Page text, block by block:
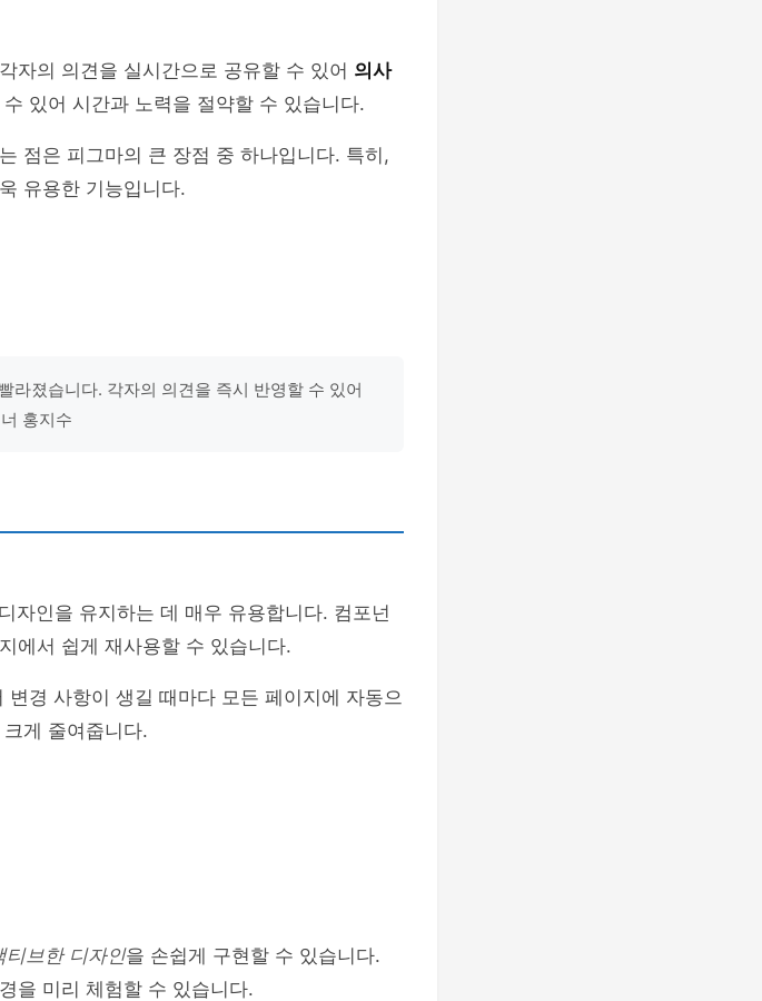
자의 의견을 실시간으로 공유할 수 있어 의사
있어 시간과 노력을 절약할 수 있습니다.
점은 피그마의 큰 장점 중 하나입니다. 특히,
유용한 기능입니다.
라졌습니다. 각자의 의견을 즉시 반영할 수 있어
홍지수
자인을 유지하는 데 매우 유용합니다. 컴포넌
에서 쉽게 재사용할 수 있습니다.
경 사항이 생길 때마다 모든 페이지에 자동으
게 줄여줍니다.
티브한 디자인을 손쉽게 구현할 수 있습니다.
을 미리 체험할 수 있습니다.